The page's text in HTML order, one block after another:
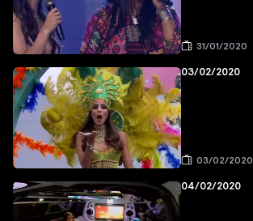
31/01/2020
03/02/2020
03/02/2020
04/02/2020